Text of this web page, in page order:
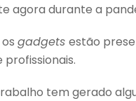
agora durante a
gadgets estão
tem gerado